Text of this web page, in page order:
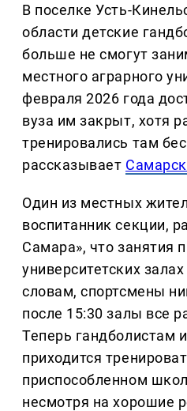
В поселке Усть-
области детские
больше не смогут
местного аграрного
февраля 2026 года
вуза им закрыт, хотя
тренировались там
рассказывает
Один из местных
воспитанник секции,
Самара», что занятия
университетских
словам, спортсмены
после 15:30 залы все
Теперь гандболистам
приходится
приспособленном
несмотря на хорошие